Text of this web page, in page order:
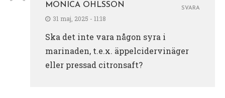
MONICA OHLSSON
31 maj, 2025 - 11:18
Ska det inte vara någon syra i
marinaden, t.e.x. äppelcidervinäger
eller pressad citronsaft?
SVARA